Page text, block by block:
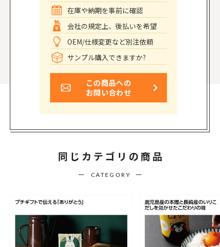
在庫や納期を事前に確認
会社の規定上、後払いを希望
OEM/仕様変更など別注依頼
サンプル購入できますか?
この商品への
お問い合わせ
同じカテゴリの商品
CATEGORY